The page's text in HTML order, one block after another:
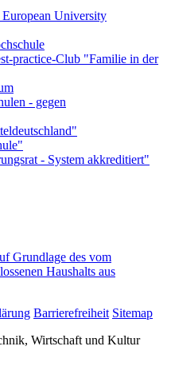
Grundlage des vom
Haushalts aus
Barrierefreiheit Sitemap
Wirtschaft und Kultur